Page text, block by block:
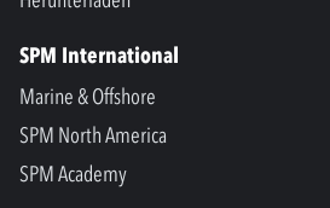
SPM International
Marine & Offshore
SPM North America
SPM Academy